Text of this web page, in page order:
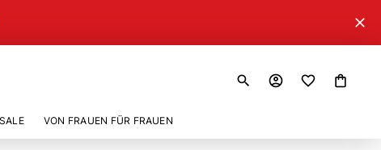
close
search account_circle shopping_bag
SALE VON FRAUEN FÜR FRAUEN